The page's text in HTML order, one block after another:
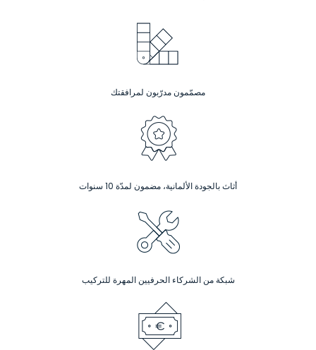
مصمّمون مدرّبون لمرافقتك
أثاث بالجودة الألمانية، مضمون لمدّة 10 سنوات
شبكة من الشركاء الحرفيين المهرة للتركيب